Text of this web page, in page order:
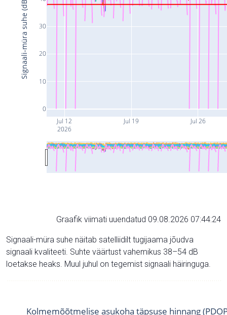
Jul 12
2026
Jul 19 Jul 26
0
10
20
30
Signaali-müra suhe (dB)
Graafik viimati uuendatud 09.08.2026 07:44:24
Signaali-müra suhe näitab satelliidilt tugijaama jõudva
signaali kvaliteeti. Suhte väärtust vahemikus 38–54 dB
loetakse heaks. Muul juhul on tegemist signaali häiringuga.
Kolmemõõtmelise asukoha täpsuse hinnang